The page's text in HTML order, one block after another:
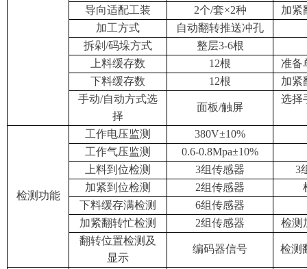
导向适配工装 2个/套×2种
加紧
加工方式
自动翻转推送冲孔
拆剁/码垛方式
整层3-6根
上料缓存数
12根
准备
下料缓存数
12根
加紧
手动/自动方式选
择
面板/触屏
选择
检测功能
工作电压监测
380V±10%
工作气压监测
0.6-0.8Mpa±10%
上料到位检测
3组传感器
3
加紧到位检测
2组传感器
下料缓存满检测
6组传感器
加紧翻转忙检测
2组传感器
检测
翻转位置检测及
显示
编码器信号 检测